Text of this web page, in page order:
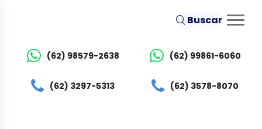
Buscar
(62) 98579-2638 (62) 99861-6060
(62) 3297-5313 (62) 3578-8070